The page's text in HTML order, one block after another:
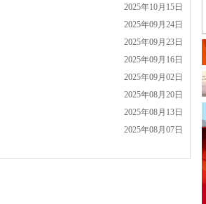
2025年10月15日
2025年09月24日
2025年09月23日
2025年09月16日
2025年09月02日
2025年08月20日
2025年08月13日
2025年08月07日